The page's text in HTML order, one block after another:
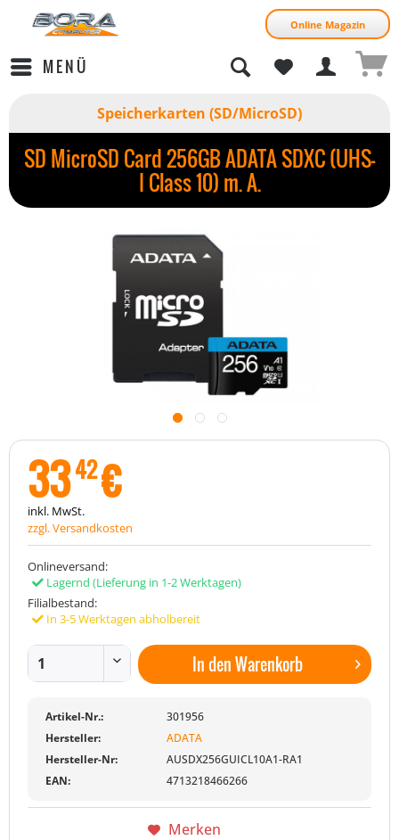
Online Magazin
MENÜ
Speicherkarten (SD/MicroSD)
SD MicroSD Card 256GB ADATA SDXC (UHS-
I Class 10) m. A.
3342€
inkl. MwSt.
zzgl. Versandkosten
Onlineversand:
Lagernd (Lieferung in 1-2 Werktagen)
Filialbestand:
In 3-5 Werktagen abholbereit
In denWarenkorb
Artikel-Nr.:
301956
Hersteller:
ADATA
Hersteller-Nr:
AUSDX256GUICL10A1-RA1
EAN:
4713218466266
Merken